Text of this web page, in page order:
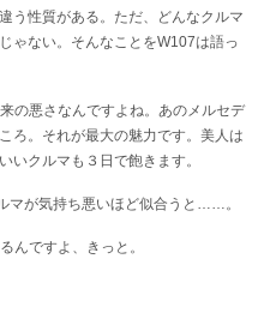
う性質がある。ただ、どんなクルマ
ゃない。そんなことをW107は語っ
の悪さなんですよね。あのメルセデ
ろ。それが最大の魅力です。美人は
いクルマも３日で飽きます。
が気持ち悪いほど似合うと……。
ですよ、きっと。